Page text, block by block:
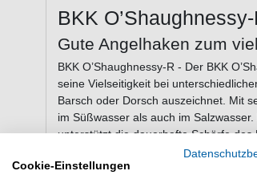
BKK
Gute Angelhaken zum
BKK O’Shaughnessy-R - Der BKK
seine Vielseitigkeit bei
Barsch oder Dorsch auszeichnet. Mit
im Süßwasser als auch im
unterstützt die dauerhafte Schärfe
Hakenspitze gewährleistet eine
des Fisches greift. Der BKK
Cookie-Einstellungen